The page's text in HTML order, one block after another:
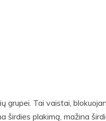
grupei. Tai vaistai,
širdies plakimą, mažina